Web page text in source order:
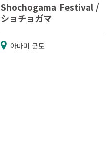
Shochogama Festival /
ショチョガマ
아마미 군도